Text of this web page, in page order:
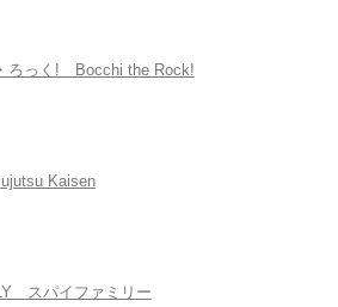
ろっく! Bocchi the Rock!
Kaisen
スパイファミリー